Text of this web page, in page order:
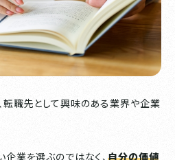
転職先として興味のある業界や企業
業を選ぶのではなく、自分の価値